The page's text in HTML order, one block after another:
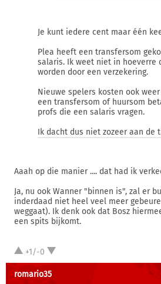
Je kunt iedere cent maar één
Plea heeft een transfersom
salaris. Ik weet niet in hoeverre
worden door een verzekering.
Nieuwe spelers kosten ook
een transfersom of huursom
profs die een salaris vragen.
Ik dacht dus niet zozeer aan de
Aaah op die manier .... dat had ik
Ja, nu ook Wanner "binnen is", zal er
inderdaad niet heel veel meer
weggaat). Ik denk ook dat Bosz
een spits bijkomt.
+1/-0
romario35